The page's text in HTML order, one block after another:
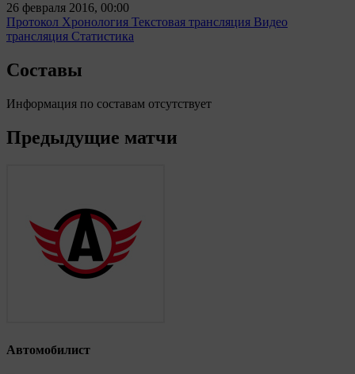
26 февраля 2016, 00:00
Протокол Хронология Текстовая трансляция Видео
трансляция Статистика
Составы
Информация по составам отсутствует
Предыдущие матчи
Автомобилист